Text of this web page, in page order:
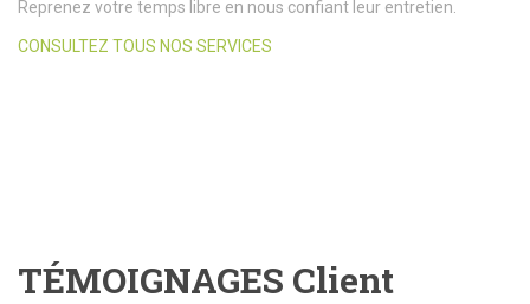
Reprenez votre temps libre en nous confiant leur entretien.
CONSULTEZ TOUS NOS SERVICES
TÉMOIGNAGES Client